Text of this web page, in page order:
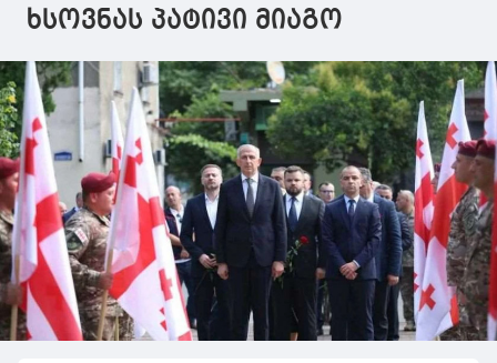
ხსოვნას პატივი მიაგო